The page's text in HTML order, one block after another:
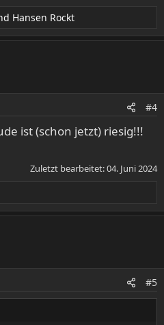
Hansen Rockt
#4
ist (schon jetzt) riesig!!!
Zuletzt bearbeitet:04. Juni 2024
#5